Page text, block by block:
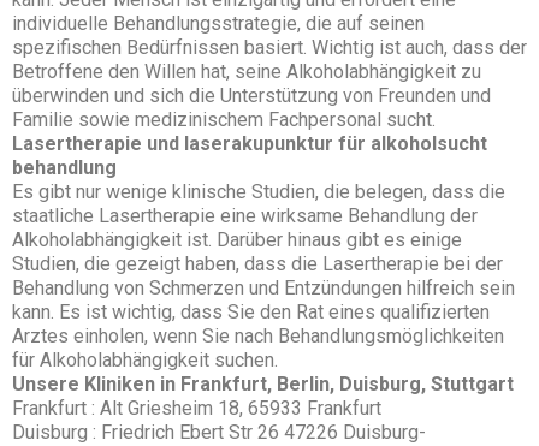
individuelle Behandlungsstrategie, die auf seinen
spezifischen Bedürfnissen basiert. Wichtig ist auch, dass der
Betroffene den Willen hat, seine Alkoholabhängigkeit zu
überwinden und sich die Unterstützung von Freunden und
Familie sowie medizinischem Fachpersonal sucht.
Lasertherapie und laserakupunktur für alkoholsucht
behandlung
Es gibt nur wenige klinische Studien, die belegen, dass die
staatliche Lasertherapie eine wirksame Behandlung der
Alkoholabhängigkeit ist. Darüber hinaus gibt es einige
Studien, die gezeigt haben, dass die Lasertherapie bei der
Behandlung von Schmerzen und Entzündungen hilfreich sein
kann. Es ist wichtig, dass Sie den Rat eines qualifizierten
Arztes einholen, wenn Sie nach Behandlungsmöglichkeiten
für Alkoholabhängigkeit suchen.
Unsere Kliniken in Frankfurt, Berlin, Duisburg, Stuttgart
Frankfurt : Alt Griesheim 18, 65933 Frankfurt
Duisburg : Friedrich Ebert Str 26 47226 Duisburg-